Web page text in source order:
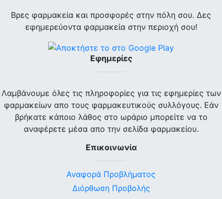
Βρες φαρμακεία και προσφορές στην πόλη σου. Δες
εφημερεύοντα φαρμακεία στην περιοχή σου!
Εφημερίες
Λαμβάνουμε όλες τις πληροφορίες για τις εφημερίες των
φαρμακείων απο τους φαρμακευτικούς συλλόγους. Εάν
βρήκατε κάποιο λάθος στο ωράριο μπορείτε να το
αναφέρετε μέσα απο την σελίδα φαρμακείου.
Επικοινωνία
Αναφορά Προβλήματος
Διόρθωση Προβολής